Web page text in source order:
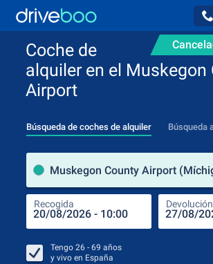
Coche de
alquiler en el Muskegon
Airport
Búsqueda de coches de alquiler Búsqueda
Recogida Devolución
Tengo 26 - 69 años
y vivo en España